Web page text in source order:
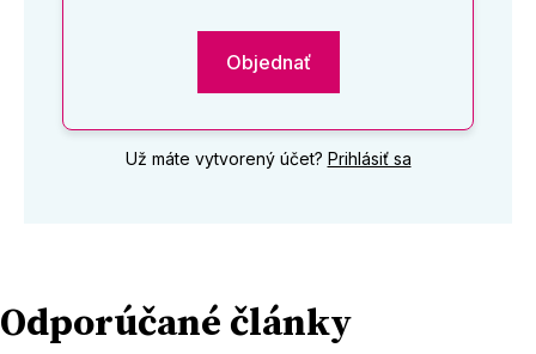
Objednať
Už máte vytvorený účet? Prihlásiť sa
Odporúčané články